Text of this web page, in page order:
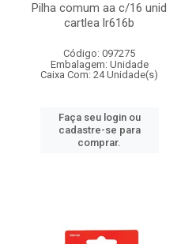
Pilha comum aa c/16 unid
cartlea lr616b
Código: 097275
Embalagem: Unidade
Caixa Com: 24 Unidade(s)
Faça seu login ou
cadastre-se para
comprar.